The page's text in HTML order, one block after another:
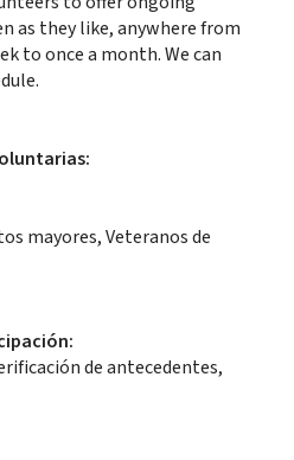
as they like, anywhere from
to once a month. We can
:
mayores, Veteranos de
:
de antecedentes,